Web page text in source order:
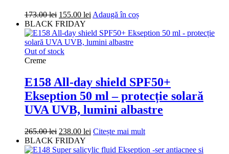
173.00lei Prețul
inițial
a
fost:
173.00 lei.
155.00 lei Prețul
este:
155.00 lei.
Adaugă în coș
BLACK FRIDAY
Out of stock
Creme
E158 All-day shield SPF50+
Ekseption 50 ml – protecție solară
UVA UVB, lumini albastre
265.00lei Prețul
inițial
a
238.00 lei Prețul
este:
Citește mai mult
BLACK FRIDAY